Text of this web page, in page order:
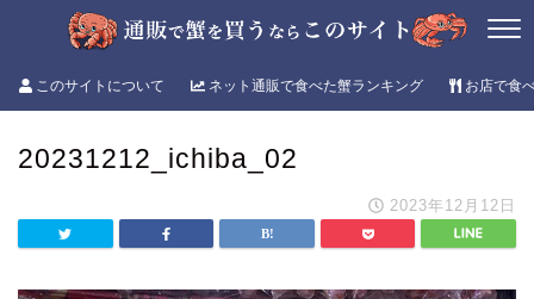
このサイトについて ネット通販で食べた蟹ランキング お店で食
20231212_ichiba_02
2023年12月12日